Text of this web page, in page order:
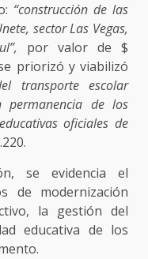
“construcción de las
sector Las Vegas,
por valor de $
priorizó y viabilizó
transporte escolar
permanencia de los
oficiales de
se evidencia el
de modernización
la gestión del
educativa de los